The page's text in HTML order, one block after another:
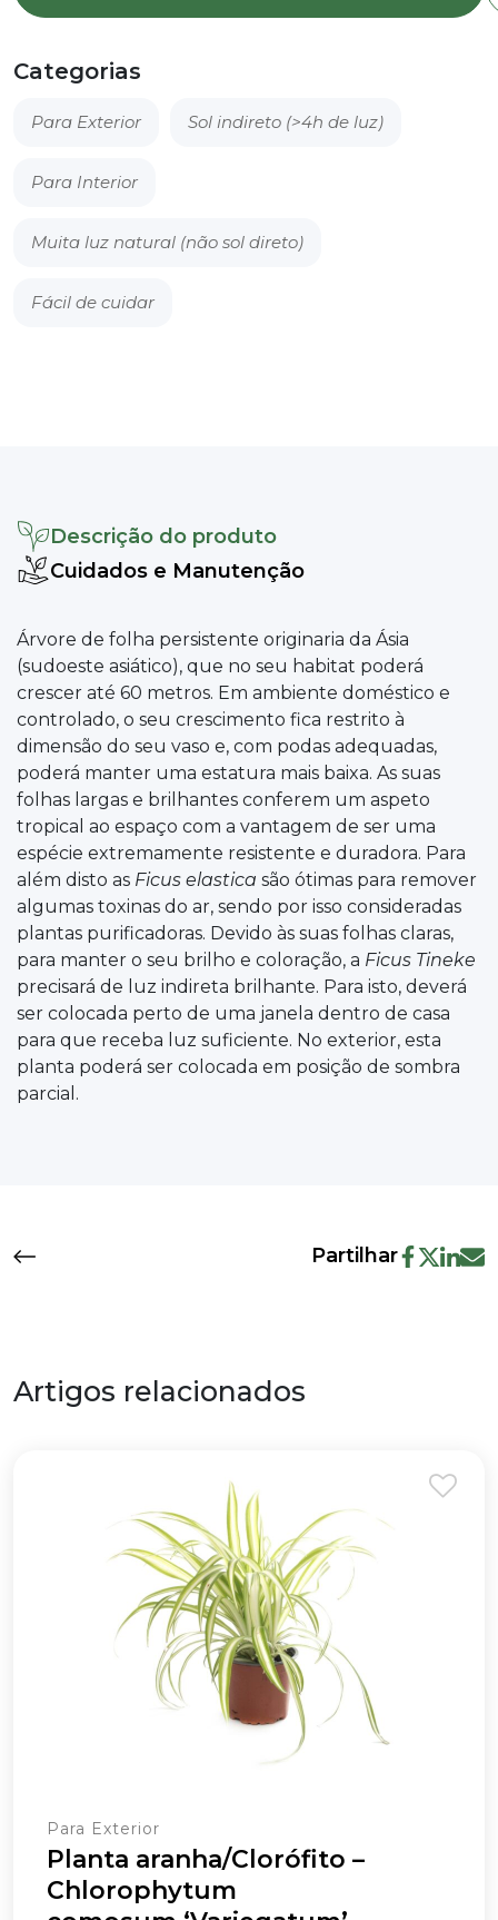
Ficus
‘Tineke’
Categorias
Para Exterior Sol indireto (>4h de luz)
Para Interior
Muita luz natural (não sol direto)
Fácil de cuidar
Descrição do produto
Cuidados e Manutenção
Árvore de folha persistente originaria da Ásia
(sudoeste asiático), que no seu habitat poderá
crescer até 60 metros. Em ambiente doméstico e
controlado, o seu crescimento fica restrito à
dimensão do seu vaso e, com podas adequadas,
poderá manter uma estatura mais baixa. As suas
folhas largas e brilhantes conferem um aspeto
tropical ao espaço com a vantagem de ser uma
espécie extremamente resistente e duradora. Para
além disto as Ficus elastica são ótimas para remover
algumas toxinas do ar, sendo por isso consideradas
plantas purificadoras. Devido às suas folhas claras,
para manter o seu brilho e coloração, a Ficus Tineke
precisará de luz indireta brilhante. Para isto, deverá
ser colocada perto de uma janela dentro de casa
para que receba luz suficiente. No exterior, esta
planta poderá ser colocada em posição de sombra
parcial.
Partilhar
Artigos relacionados
Para Exterior
Planta aranha/Clorófito –
Chlorophytum